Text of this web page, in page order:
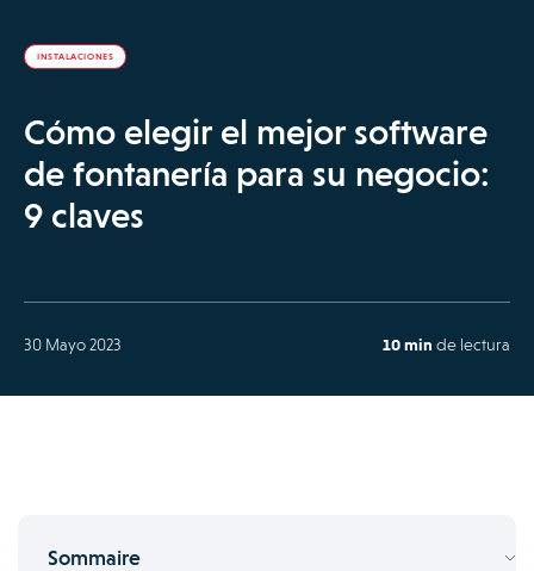
INSTALACIONES
Cómo elegir el mejor software
de fontanería para su negocio:
9 claves
30 Mayo 2023 10 min de lectura
Sommaire